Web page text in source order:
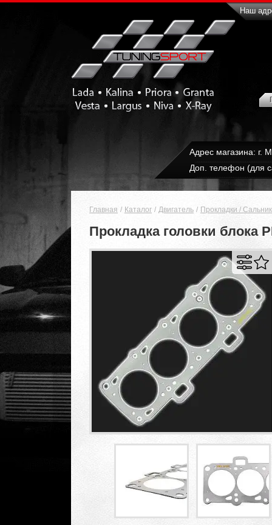
Наш
Адрес магазина: г.
Доп. телефон (для
Главная Каталог Двигатель Прокладки /
Прокладка головки блока